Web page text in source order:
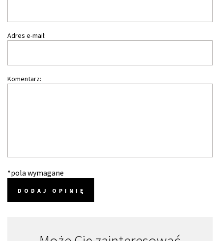
Adres e-mail:
Komentarz:
*pola wymagane
DODAJ OPINIĘ